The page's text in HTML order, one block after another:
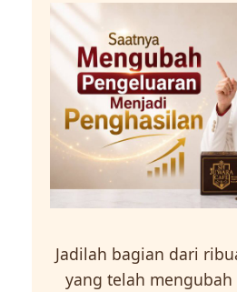
Jadilah bagian dari
yang telah